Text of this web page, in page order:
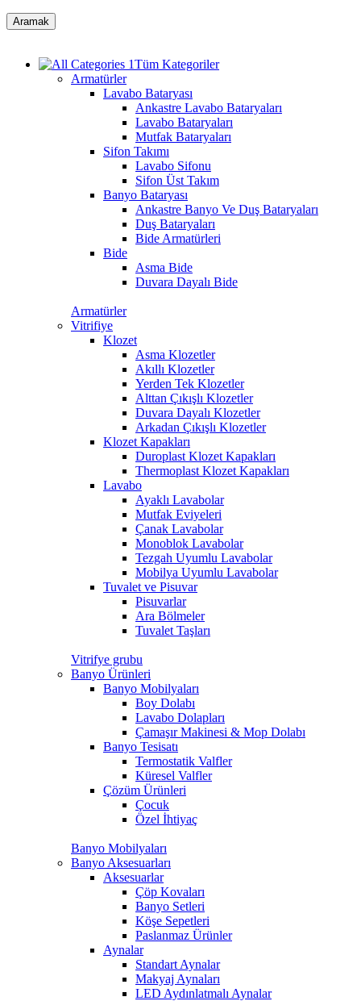
Aramak
Tüm Kategoriler
Armatürler
Lavabo Bataryası
Ankastre Lavabo Bataryaları
Lavabo Bataryaları
Mutfak Bataryaları
Sifon Takımı
Lavabo Sifonu
Sifon Üst Takım
Banyo Bataryası
Ankastre Banyo Ve Duş Bataryaları
Duş Bataryaları
Bide Armatürleri
Bide
Asma Bide
Duvara Dayalı Bide
Armatürler
Vitrifiye
Klozet
Asma Klozetler
Akıllı Klozetler
Yerden Tek Klozetler
Alttan Çıkışlı Klozetler
Duvara Dayalı Klozetler
Arkadan Çıkışlı Klozetler
Klozet Kapakları
Duroplast Klozet Kapakları
Thermoplast Klozet Kapakları
Lavabo
Ayaklı Lavabolar
Mutfak Eviyeleri
Çanak Lavabolar
Monoblok Lavabolar
Tezgah Uyumlu Lavabolar
Mobilya Uyumlu Lavabolar
Tuvalet ve Pisuvar
Pisuvarlar
Ara Bölmeler
Tuvalet Taşları
Vitrifye grubu
Banyo Ürünleri
Banyo Mobilyaları
Boy Dolabı
Lavabo Dolapları
Çamaşır Makinesi & Mop Dolabı
Banyo Tesisatı
Termostatik Valfler
Küresel Valfler
Çözüm Ürünleri
Çocuk
Özel İhtiyaç
Banyo Mobilyaları
Banyo Aksesuarları
Aksesuarlar
Çöp Kovaları
Banyo Setleri
Köşe Sepetleri
Paslanmaz Ürünler
Aynalar
Standart Aynalar
Makyaj Aynaları
LED Aydınlatmalı Aynalar